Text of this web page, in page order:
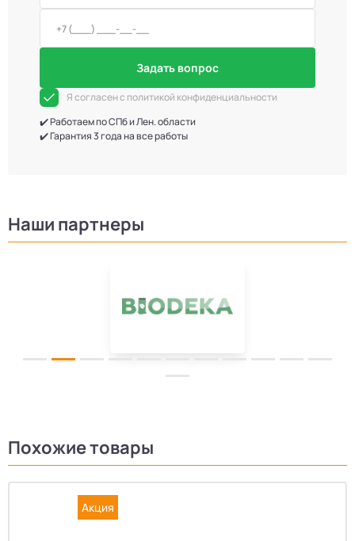
Задать вопрос
Я согласен с политикой конфиденциальности
✔️ Работаем по СПб и Лен. области
✔️ Гарантия 3 года на все работы
Наши партнеры
Похожие товары
Акция